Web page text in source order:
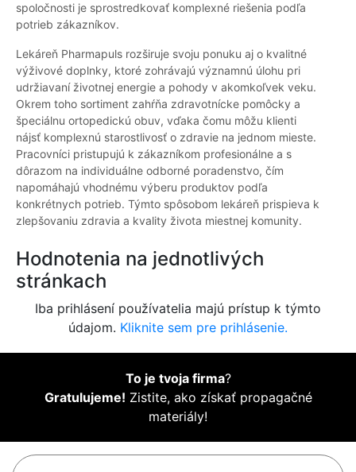
spoločnosti je sprostredkovať komplexné riešenia podľa
potrieb zákazníkov.
Lekáreň Pharmapuls rozširuje svoju ponuku aj o kvalitné
výživové doplnky, ktoré zohrávajú významnú úlohu pri
udržiavaní životnej energie a pohody v akomkoľvek veku.
Okrem toho sortiment zahŕňa zdravotnícke pomôcky a
špeciálnu ortopedickú obuv, vďaka čomu môžu klienti
nájsť komplexnú starostlivosť o zdravie na jednom mieste.
Pracovníci pristupujú k zákazníkom profesionálne a s
dôrazom na individuálne odborné poradenstvo, čím
napomáhajú vhodnému výberu produktov podľa
konkrétnych potrieb. Týmto spôsobom lekáreň prispieva k
zlepšovaniu zdravia a kvality života miestnej komunity.
Hodnotenia na jednotlivých
stránkach
Iba prihlásení používatelia majú prístup k týmto
údajom. Kliknite sem pre prihlásenie.
To je tvoja firma?
Gratulujeme! Zistite, ako získať propagačné
materiály!